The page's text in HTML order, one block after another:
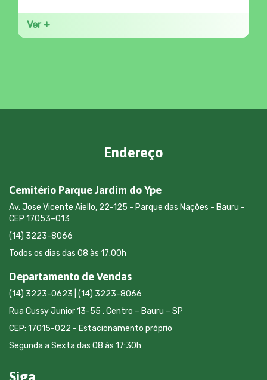
Ver +
Endereço
Cemitério Parque Jardim do Ype
Av. Jose Vicente Aiello, 22-125 - Parque das Nações - Bauru -
CEP 17053–013
(14) 3223-8066
Todos os dias das 08 às 17:00h
Departamento de Vendas
(14) 3223-0623 | (14) 3223-8066
Rua Cussy Junior 13-55 , Centro – Bauru – SP
CEP: 17015-022 - Estacionamento próprio
Segunda a Sexta das 08 às 17:30h
Siga